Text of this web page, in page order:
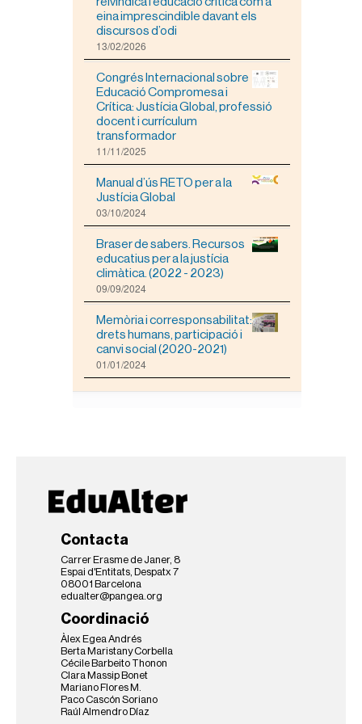
a
v
s
u
a
z
a
r
a
m
a
t
g
e
a
m
d
a
c
o
…
eina imprescindible davant els
discursos d’odi
13/02/2026
Congrés Internacional sobre
Educació Compromesa i
Crítica: Justícia Global, professió
docent i currículum
transformador
11/11/2025
Manual d’ús RETO per a la
Justícia Global
03/10/2024
Braser de sabers. Recursos
educatius per a la justícia
climàtica. (2022 - 2023)
09/09/2024
Memòria i corresponsabilitat:
drets humans, participació i
canvi social (2020-2021)
01/01/2024
Contacta
Carrer Erasme de Janer, 8
Espai d'Entitats, Despatx 7
08001 Barcelona
edualter@pangea.org
Coordinació
Àlex Egea Andrés
Berta Maristany Corbella
Cécile Barbeito Thonon
Clara Massip Bonet
Mariano Flores M.
Paco Cascón Soriano
Raúl Almendro Díaz